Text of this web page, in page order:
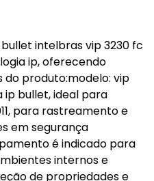
intelbras vip 3230 fc
ip, oferecendo
do produto:modelo: vip
bullet, ideal para
para rastreamento e
em segurança
é indicado para
internos e
de propriedades e